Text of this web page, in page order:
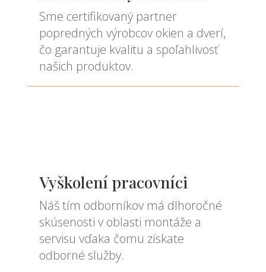
Sme certifikovaný partner
popredných výrobcov okien a dverí,
čo garantuje kvalitu a spoľahlivosť
našich produktov.
Vyškolení pracovníci
Náš tím odborníkov má dlhoročné
skúsenosti v oblasti montáže a
servisu vďaka čomu získate
odborné služby.